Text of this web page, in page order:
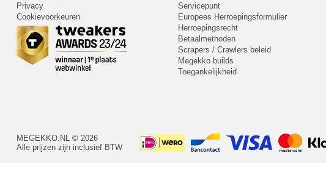
Privacy
Cookievoorkeuren
Servicepunt
Europees Herroepingsformulier
Herroepingsrecht
Betaalmethoden
Scrapers / Crawlers beleid
Megekko builds
Toegankelijkheid
MEGEKKO.NL © 2026
Alle prijzen zijn inclusief BTW